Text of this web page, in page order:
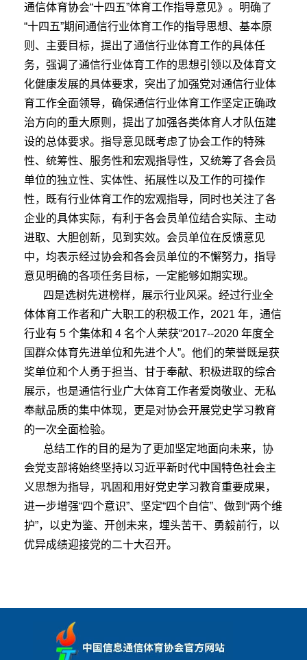
通信体育协会“十四五”体育工作指导意见》。明确了
“十四五”期间通信行业体育工作的指导思想、基本原
则、主要目标，提出了通信行业体育工作的具体任
务，强调了通信行业体育工作的思想引领以及体育文
化健康发展的具体要求，突出了加强党对通信行业体
育工作全面领导，确保通信行业体育工作坚定正确政
治方向的重大原则，提出了加强各类体育人才队伍建
设的总体要求。指导意见既考虑了协会工作的特殊
性、统筹性、服务性和宏观指导性，又统筹了各会员
单位的独立性、实体性、拓展性以及工作的可操作
性，既有行业体育工作的宏观指导，同时也关注了各
企业的具体实际，有利于各会员单位结合实际、主动
进取、大胆创新，见到实效。会员单位在反馈意见
中，均表示经过协会和各会员单位的不懈努力，指导
意见明确的各项任务目标，一定能够如期实现。
四是选树先进榜样，展示行业风采。经过行业全
体体育工作者和广大职工的积极工作，2021 年，通信
行业有 5 个集体和 4 名个人荣获“2017--2020 年度全
国群众体育先进单位和先进个人”。他们的荣誉既是获
奖单位和个人勇于担当、甘于奉献、积极进取的综合
展示，也是通信行业广大体育工作者爱岗敬业、无私
奉献品质的集中体现，更是对协会开展党史学习教育
的一次全面检验。
总结工作的目的是为了更加坚定地面向未来，协
会党支部将始终坚持以习近平新时代中国特色社会主
义思想为指导，巩固和用好党史学习教育重要成果，
进一步增强“四个意识”、坚定“四个自信”、做到“两个维
护”，以史为鉴、开创未来，埋头苦干、勇毅前行，以
优异成绩迎接党的二十大召开。